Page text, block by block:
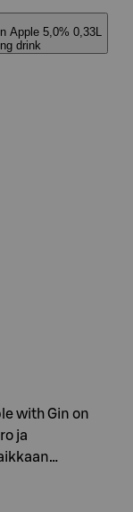
Apple 5,0% 0,33L
drink
with Gin on
ja